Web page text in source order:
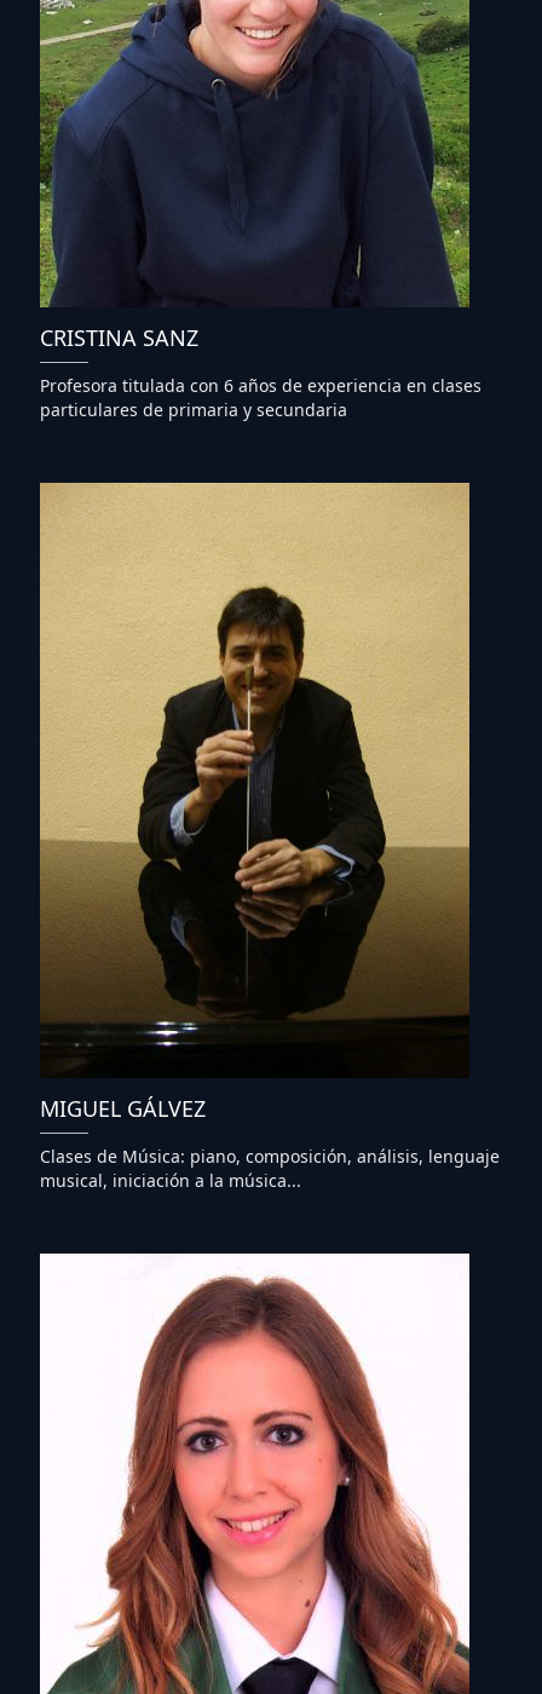
CRISTINA SANZ
Profesora titulada con 6 años de experiencia en clases
particulares de primaria y secundaria
MIGUEL GÁLVEZ
Clases de Música: piano, composición, análisis, lenguaje
musical, iniciación a la música...